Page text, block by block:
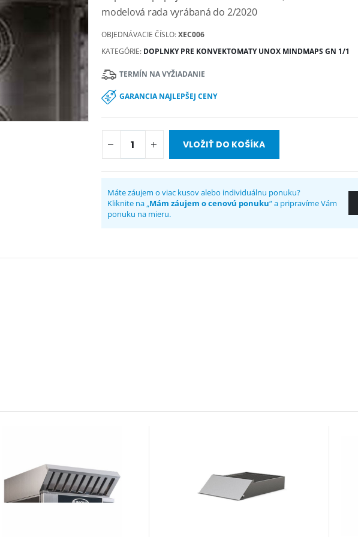
modelová rada vyrábaná do 2/2020
OBJEDNÁVACIE ČÍSLO:XEC006
KATEGÓRIE: DOPLNKY PRE KONVEKTOMATY UNOX MINDMAPS GN 1/1
TERMÍN NA VYŽIADANIE
GARANCIA NAJLEPŠEJ CENY
VLOŽIŤ DO KOŠÍKA
Máte záujem o viac kusov alebo individuálnu ponuku?
Kliknite na „Mám záujem o cenovú ponuku“ a pripravíme Vám
ponuku na mieru.